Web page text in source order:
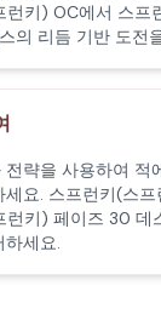
런키) OC에서 스프
의 리듬 기반 도전
전략을 사용하여 적
세요. 스프런키(스
런키) 페이즈 30 데
하세요.